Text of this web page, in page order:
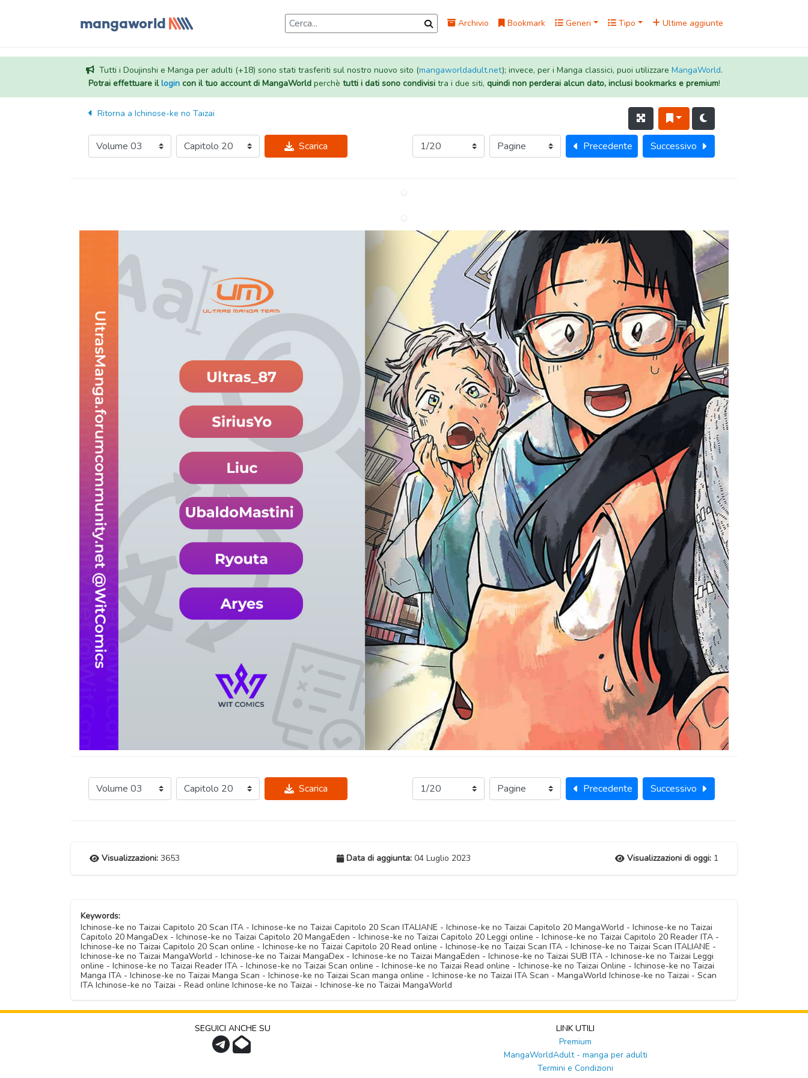
Archivio Bookmark Generi Tipo Ultime aggiunte
Tutti i Doujinshi e Manga per adulti (+18) sono stati trasferiti sul nostro nuovo sito (mangaworldadult.net); invece, per i Manga classici, puoi utilizzare MangaWorld.
Potrai effettuare illogincon il tuo account di MangaWorldperchè tutti i dati sono condivisitra i due siti, quindi non perderai alcun dato, inclusi bookmarks e premium!
Ritorna a Ichinose-ke no Taizai
Scarica Precedente Successivo
Scarica Precedente Successivo
Visualizzazioni: 3653 Data di aggiunta: 04 Luglio 2023 Visualizzazioni di oggi:1
Keywords:
Ichinose-ke no Taizai Capitolo 20 Scan ITA - Ichinose-ke no Taizai Capitolo 20 Scan ITALIANE - Ichinose-ke no Taizai Capitolo 20 MangaWorld - Ichinose-ke no Taizai
Capitolo 20 MangaDex - Ichinose-ke no Taizai Capitolo 20 MangaEden - Ichinose-ke no Taizai Capitolo 20 Leggi online - Ichinose-ke no Taizai Capitolo 20 Reader ITA -
Ichinose-ke no Taizai Capitolo 20 Scan online - Ichinose-ke no Taizai Capitolo 20 Read online - Ichinose-ke no Taizai Scan ITA - Ichinose-ke no Taizai Scan ITALIANE -
Ichinose-ke no Taizai MangaWorld - Ichinose-ke no Taizai MangaDex - Ichinose-ke no Taizai MangaEden - Ichinose-ke no Taizai SUB ITA - Ichinose-ke no Taizai Leggi
online - Ichinose-ke no Taizai Reader ITA - Ichinose-ke no Taizai Scan online - Ichinose-ke no Taizai Read online - Ichinose-ke no Taizai Online - Ichinose-ke no Taizai
Manga ITA - Ichinose-ke no Taizai Manga Scan - Ichinose-ke no Taizai Scan manga online - Ichinose-ke no Taizai ITA Scan - MangaWorld Ichinose-ke no Taizai - Scan
ITA Ichinose-ke no Taizai - Read online Ichinose-ke no Taizai - Ichinose-ke no Taizai MangaWorld
SEGUICI ANCHE SU
LINK UTILI
Premium
MangaWorldAdult - manga per adulti
Termini e Condizioni